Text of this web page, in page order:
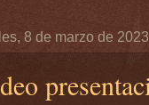
8 de marzo de 2023